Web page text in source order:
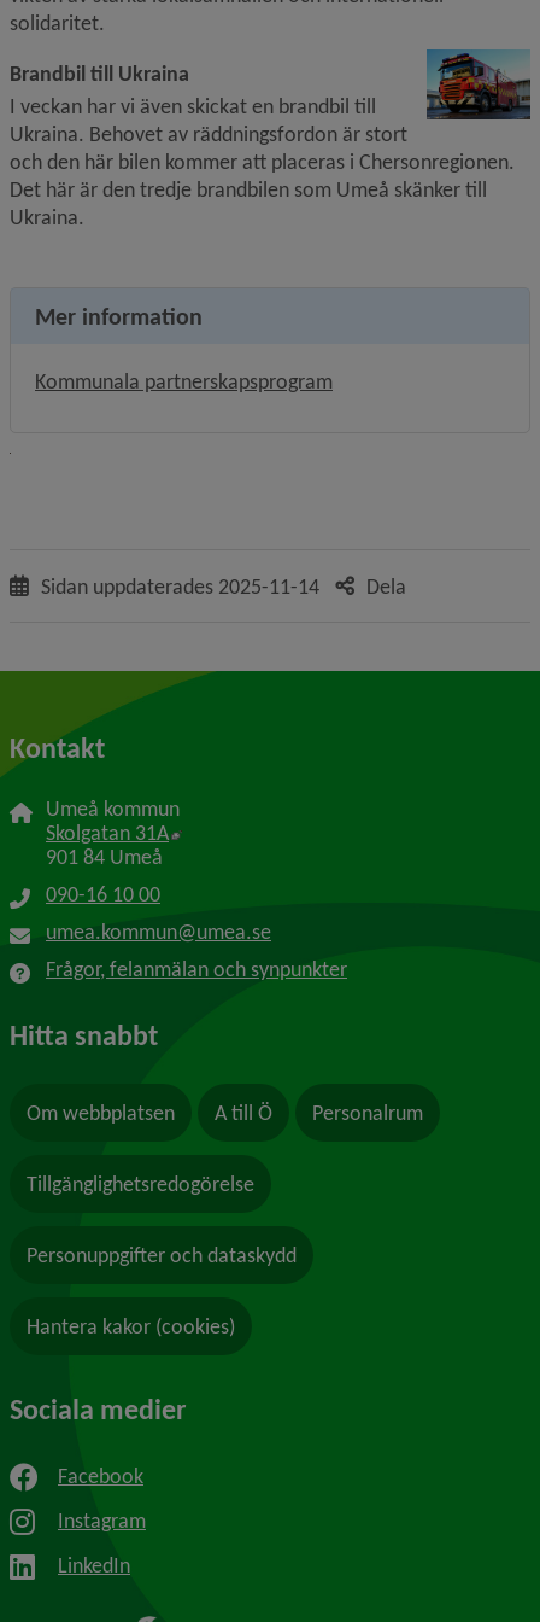
solidaritet.
Brandbil till Ukraina
I veckan har vi även skickat en brandbil till
Ukraina. Behovet av räddningsfordon är stort
och den här bilen kommer att placeras i Chersonregionen.
Det här är den tredje brandbilen som Umeå skänker till
Ukraina.
Mer information
Kommunala partnerskapsprogram
Sidan uppdaterades 2025-11-14 Dela
Kontakt
Umeå kommun
Skolgatan 31A Länk till annan webbplats, öppnas i nytt
901 84 Umeå
090-16 10 00
umea.kommun@umea.se
Frågor, felanmälan och synpunkter
Hitta snabbt
Om webbplatsen A till Ö Personalrum
Tillgänglighetsredogörelse
Personuppgifter och dataskydd
Hantera kakor (cookies)
Sociala medier
Facebook
Instagram
LinkedIn